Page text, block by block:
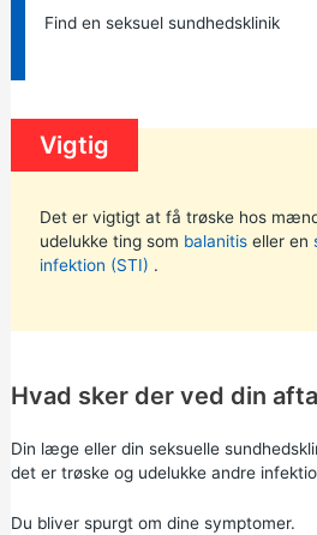
Find en seksuel sundhedsklinik
Vigtig
Det er vigtigt at få trøske hos
udelukke ting som balanitiseller en
infektion (STI) .
Hvad sker der ved din
Din læge eller din seksuelle
det er trøske og udelukke andre
Du bliver spurgt om dine symptomer.